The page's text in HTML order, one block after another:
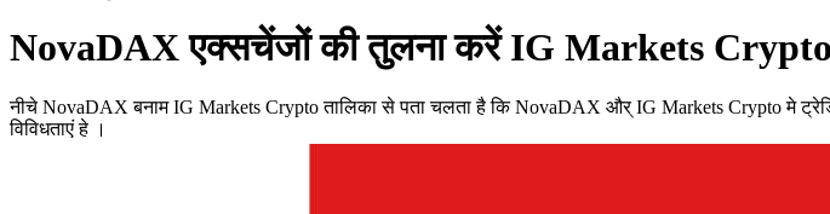
NovaDAX एक्सचेंजों की तुलना करें IG Markets Crypto
नीचे NovaDAX बनाम IG Markets Crypto तालिका से पता चलता है कि NovaDAX और् IG Markets Crypto मे
विविधताएं हे ।